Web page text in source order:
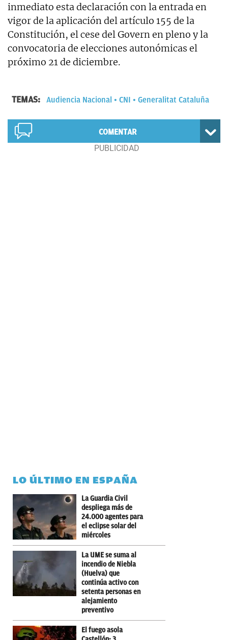
inmediato esta declaración con la entrada en
vigor de la aplicación del artículo 155 de la
Constitución, el cese del Govern en pleno y la
convocatoria de elecciones autonómicas el
próximo 21 de diciembre.
TEMAS: Audiencia Nacional CNI Generalitat Cataluña
COMENTAR
LO ÚLTIMO EN ESPAÑA
La Guardia Civil
despliega más de
24.000 agentes para
el eclipse solar del
miércoles
La UME se suma al
incendio de Niebla
(Huelva) que
continúa activo con
setenta personas en
alejamiento
preventivo
El fuego asola